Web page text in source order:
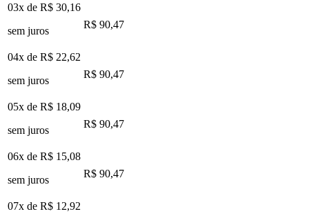
03x de R$ 30,16
sem juros
R$ 90,47
04x de R$ 22,62
sem juros
R$ 90,47
05x de R$ 18,09
sem juros
R$ 90,47
06x de R$ 15,08
sem juros
R$ 90,47
07x de R$ 12,92